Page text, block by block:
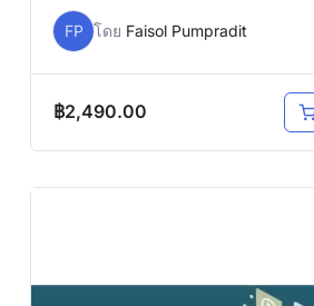
FP โดย Faisol Pumpradit
฿2,490.00